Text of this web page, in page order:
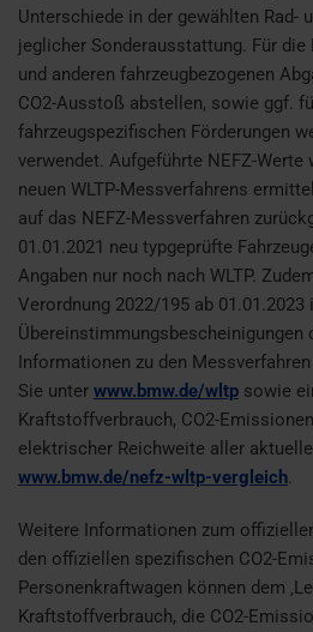
Unterschiede in der gewählten Rad-
jeglicher Sonderausstattung. Für die
und anderen fahrzeugbezogenen
CO2-Ausstoß abstellen, sowie ggf.
fahrzeugspezifischen Förderungen
verwendet. Aufgeführte NEFZ-Werte
neuen WLTP-Messverfahrens
auf das NEFZ-Messverfahren
01.01.2021 neu typgeprüfte
Angaben nur noch nach WLTP.
Verordnung 2022/195 ab 01.01.2023
Übereinstimmungsbescheinigungen
Informationen zu den Messverfahren
Sie unter www.bmw.de/wltp sowie
Kraftstoffverbrauch, CO2-
elektrischer Reichweite aller
www.bmw.de/nefz-wltp-vergleich.
Weitere Informationen zum
den offiziellen spezifischen CO2-
Personenkraftwagen können dem
Kraftstoffverbrauch, die CO2-